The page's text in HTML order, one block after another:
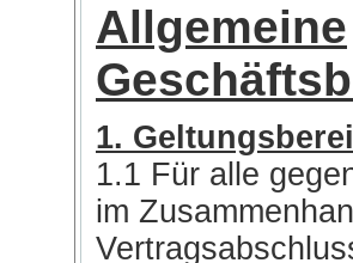
Allgemeine
1.
1.1 Für alle
im